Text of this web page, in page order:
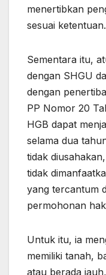
menertibkan
sesuai ketentuan.
Sementara itu,
dengan SHGU
dengan
PP Nomor 20
HGB dapat
selama dua
tidak
tidak
yang tercantum
permohonan
Untuk itu, ia
memiliki tanah,
atau berada